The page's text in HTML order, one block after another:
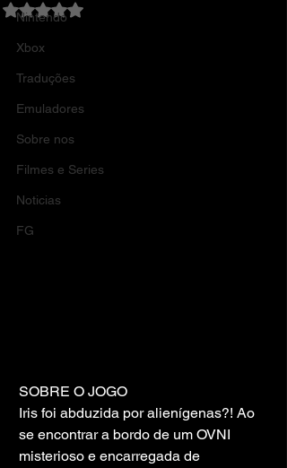
Nintendo
Xbox
Traduções
Emuladores
Sobre nos
Filmes e Series
Noticias
FG
Avaliado com NaN de 5 estrelas.
SOBRE O JOGO
Iris foi abduzida por alienígenas?! Ao
se encontrar a bordo de um OVNI
misterioso e encarregada de